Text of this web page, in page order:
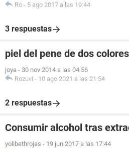
Ro - 5 ago 2017 a las 19:44
3 respuestas
piel del pene de dos colores
joya - 30 nov 2014 a las 04:56
Rozuvi - 10 ago 2021 a las 21:54
2 respuestas
Consumir alcohol tras
yolibethrojas - 19 jun 2017 a las 17:44